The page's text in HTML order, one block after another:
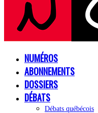
NUMÉROS
ABONNEMENTS
DOSSIERS
DÉBATS
Débats québécois